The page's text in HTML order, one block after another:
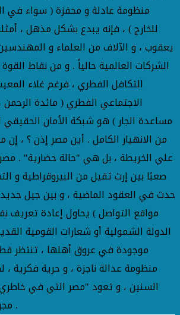
منظومة عادلة و محفزة ( سواء في
للخارج ) ، فإنه يبدع بشكل مذهل ،
يعقوب ، و الآلاف من العلماء و
الشركات العالمية حالياً . و من نقاط
التكافل الفطري ، فرغم غلاء
الاجتماعي الفطري ( مائدة الرحمن
مساعدة الجار ) هو شبكة الأمان
من الانهيار الكامل . أين مصر إذن ؟ ،
علي الخريطة ، بل هي "حالة حضارية" .
صعبًا بين إرث ثقيل من البيروقراطية و
حدث في العقود الماضية ، و بين جيل جديد
مواقع التواصل ) يحاول إعادة تعريف
الدولة الشمولية أو شعارات القومية
موجودة في عروق أهلها ، تنتظر
منظومة عدالة ناجزة ، و حرية فكرية
السنين ، و تعود "مصر التي في
مجرد أغنية في الذاكرة .